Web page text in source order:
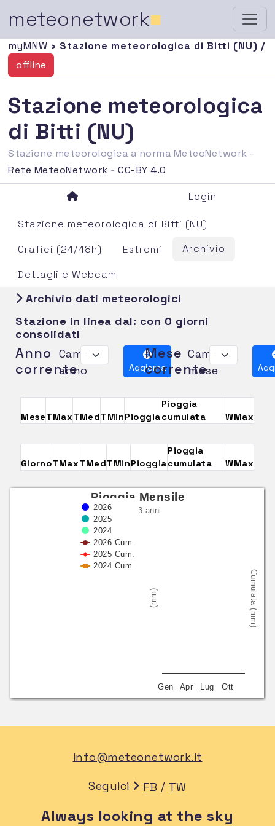
meteonetwork■
myMNW › Stazione meteorologica di Bitti (NU) /
offline
Stazione meteorologica
di Bitti (NU)
Stazione meteorologica a norma MeteoNetwork -
Rete MeteoNetwork -CC-BY 4.0
Login
Stazione meteorologica di Bitti (NU)
Grafici (24/48h)
Estremi
Archivio
Dettagli e Webcam
Archivio dati meteorologici
Stazione in linea dal: con 0 giorni
consolidati
Anno
corrente
Cambia
anno
Aggiorna
Mese
corrente
Cambia
mese
MeseTMaxTMedTMinPioggia
Pioggia
cumulata
WMax
GiornoTMaxTMedTMinPioggia
Pioggia
cumulata
WMax
(mm) Cumulata (mm)
Pioggia Mensile
ultimi 3 anni
2026
2025
2024
2026 Cum.
2025 Cum.
2024 Cum.
Gen Lug
Apr Ott
info@meteonetwork.it
Seguici FB / TW
Always looking at the sky